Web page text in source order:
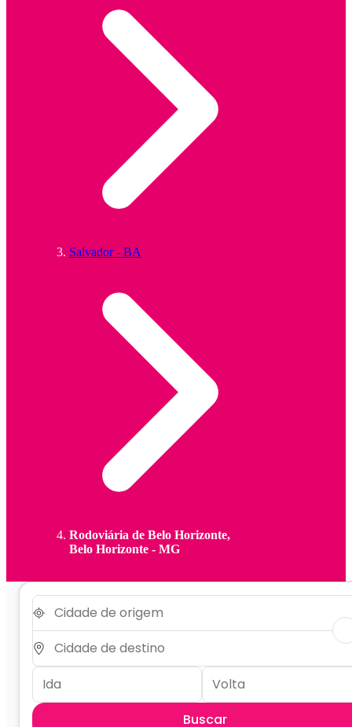
Salvador - BA
Rodoviária de Belo Horizonte,
Belo Horizonte - MG
Buscar